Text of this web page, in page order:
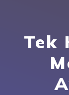
Tek